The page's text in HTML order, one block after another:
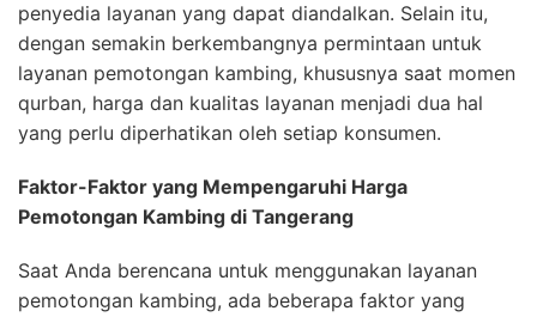
penyedia layanan yang dapat diandalkan. Selain itu,
dengan semakin berkembangnya permintaan untuk
layanan pemotongan kambing, khususnya saat momen
qurban, harga dan kualitas layanan menjadi dua hal
yang perlu diperhatikan oleh setiap konsumen.
Faktor-Faktor yang Mempengaruhi Harga
Pemotongan Kambing di Tangerang
Saat Anda berencana untuk menggunakan layanan
pemotongan kambing, ada beberapa faktor yang